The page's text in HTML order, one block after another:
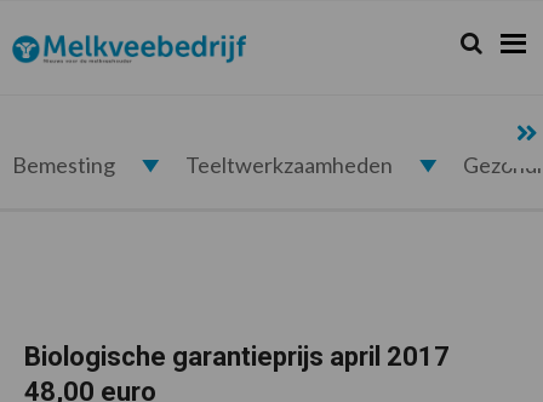
de
hoofdnavigatie
de
hoofd
de
eerste
de
voettekst
Melkveebedrijf.nl Zoeken...
Zoek
Bemesting Teeltwerkzaamheden
Biologische garantieprijs april 2017
48,00 euro